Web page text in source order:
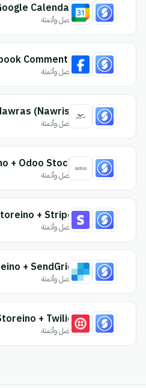
Calendar
اتصل وأتمتة
Comments
اتصل وأتمتة
(Nawris)
اتصل وأتمتة
+ Odoo Stock
اتصل وأتمتة
+ Stripe
اتصل وأتمتة
+ SendGrid
اتصل وأتمتة
+ Twilio
اتصل وأتمتة